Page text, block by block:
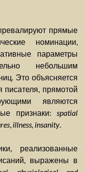
прямые
номинации,
параметры
небольшим
Это объясняется
писателя, прямотой
являются
признаки: spatial
, illness, insanity.
реализованные
выражены в